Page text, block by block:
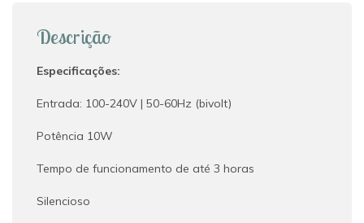
Descrição
Especificações:
Entrada: 100-240V | 50-60Hz (bivolt)
Potência 10W
Tempo de funcionamento de até 3 horas
Silencioso